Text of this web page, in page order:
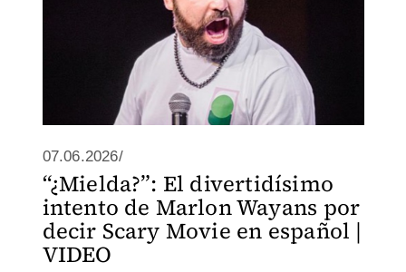
07.06.2026/
“¿Mielda?”: El divertidísimo
intento de Marlon Wayans por
decir Scary Movie en español |
VIDEO